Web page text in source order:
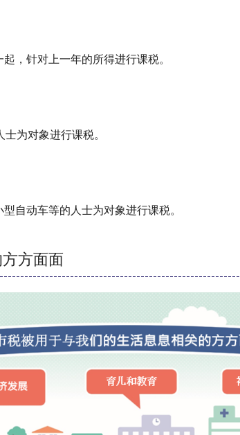
，针对上一年的所得进行课税。
为对象进行课税。
自动车等的人士为对象进行课税。
方面面